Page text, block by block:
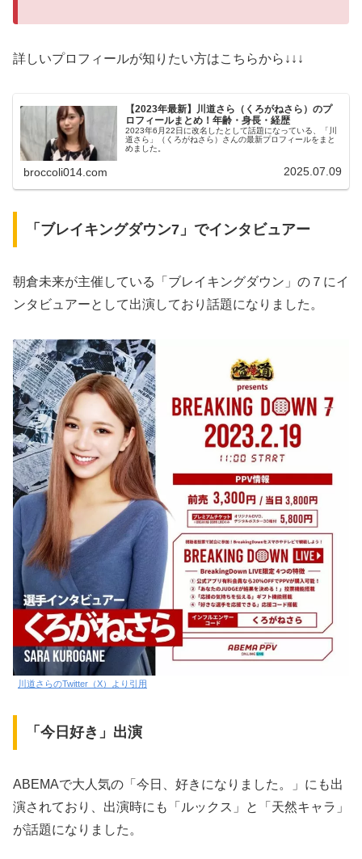
詳しいプロフィールが知りたい方はこちらから↓↓↓
【2023年最新】川道さら（くろがねさら）のプ
ロフィールまとめ！年齢・身長・経歴
2023年6月22日に改名したとして話題になっている、「川
道さら」（くろがねさら）さんの最新プロフィールをまと
めました。
broccoli014.com 2025.07.09
「ブレイキングダウン7」でインタビュアー
朝倉未来が主催している「ブレイキングダウン」の７にイ
ンタビュアーとして出演しており話題になりました。
川道さらのTwitter（X）より引用
「今日好き」出演
ABEMAで大人気の「今日、好きになりました。」にも出
演されており、出演時にも「ルックス」と「天然キャラ」
が話題になりました。